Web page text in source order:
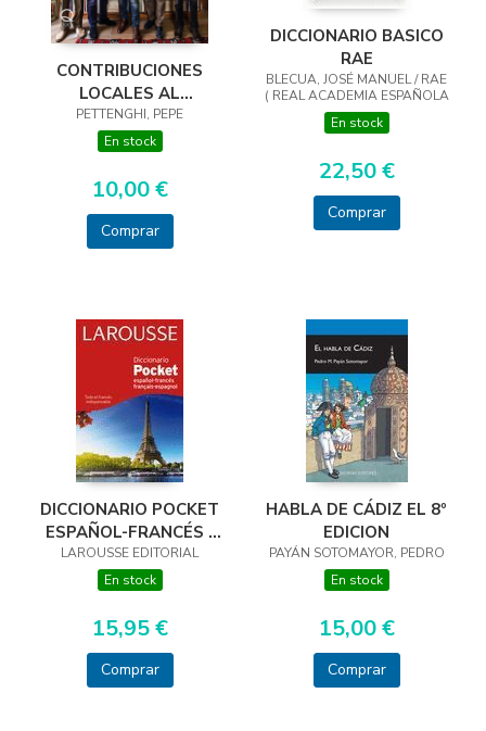
CONTRIBUCIONES
LOCALES AL
CONGRESO DE LA
LENGUA DE CÁDIZ
PETTENGHI, PEPE
En stock
10,00 €
Comprar
DICCIONARIO BASICO
RAE
BLECUA, JOSÉ MANUEL / RAE
( REAL ACADEMIA ESPAÑOLA
En stock
22,50 €
Comprar
DICCIONARIO POCKET
ESPAÑOL-FRANCÉS /
FRANÇAIS-ESPAGNOL
LAROUSSE EDITORIAL
En stock
15,95 €
Comprar
HABLA DE CÁDIZ EL 8º
EDICION
PAYÁN SOTOMAYOR, PEDRO
En stock
15,00 €
Comprar